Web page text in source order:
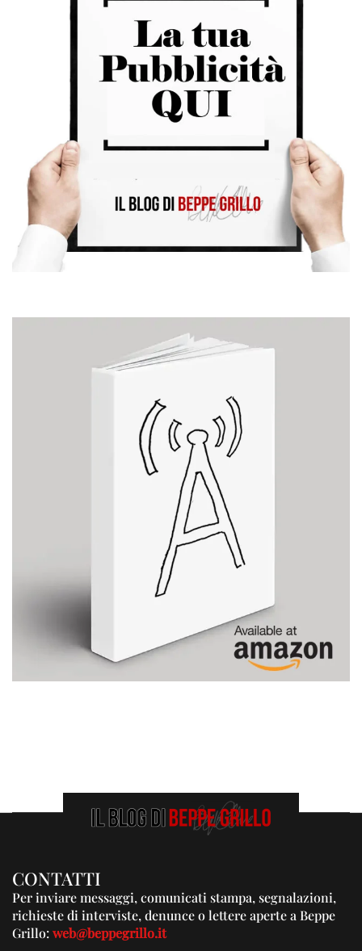
CONTATTI
Per inviare messaggi, comunicati stampa, segnalazioni,
richieste di interviste, denunce o lettere aperte a Beppe
Grillo:web@beppegrillo.it